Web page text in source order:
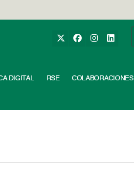
DIGITAL RSE COLABORACIONES